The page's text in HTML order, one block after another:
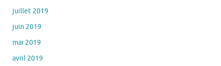
juillet 2019
juin 2019
mai 2019
avril 2019